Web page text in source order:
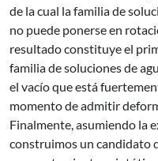
de la cual la familia de
no puede ponerse en
resultado constituye el
familia de soluciones de
el vacío que está
momento de admitir
Finalmente, asumiendo la
construimos un candidato